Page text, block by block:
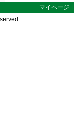
マイページ